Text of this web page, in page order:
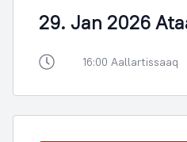
29. Jan 2026
16:00 Aallartissaaq